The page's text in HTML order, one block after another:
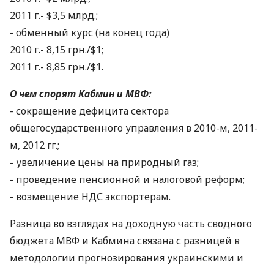
2011 г.- $3,5 млрд.;
- обменный курс (на конец года)
2010 г.- 8,15 грн./$1;
2011 г.- 8,85 грн./$1.
О чем спорят Кабмин и МВФ:
- сокращение дефицита сектора
общегосударственного управления в 2010-м, 2011-
м, 2012 гг.;
- увеличение цены на природный газ;
- проведение пенсионной и налоговой реформ;
- возмещение НДС экспортерам.
Разница во взглядах на доходную часть сводного
бюджета МВФ и Кабмина связана с разницей в
методологии прогнозирования украинскими и